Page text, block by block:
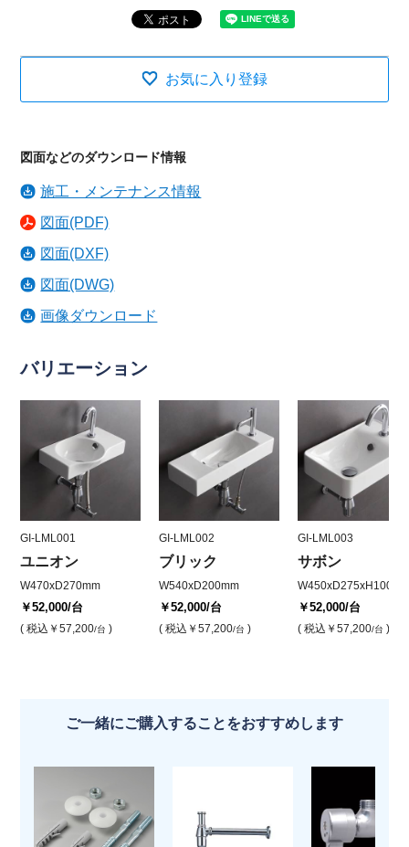
お気に入り登録
図面などのダウンロード情報
施工・メンテナンス情報
図面(PDF)
図面(DXF)
図面(DWG)
画像ダウンロード
バリエーション
GI-LML001
ユニオン
W470xD270mm
￥52,000/台
( 税込 ￥57,200/台 )
GI-LML002
ブリック
W540xD200mm
￥52,000/台
( 税込 ￥57,200/台 )
GI-LML003
サボン
￥52,000/台
( 税込 ￥57,200/台 )
ご一緒にご購入することをおすすめします